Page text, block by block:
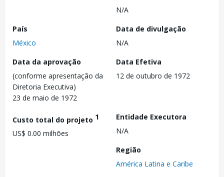
N/A
País
México
Data de divulgação
N/A
Data da aprovação
(conforme apresentação da
Diretoria Executiva)
23 de maio de 1972
Data Efetiva
12 de outubro de 1972
Custo total do projeto 1
US$ 0.00 milhões
Entidade Executora
N/A
Região
América Latina e Caribe